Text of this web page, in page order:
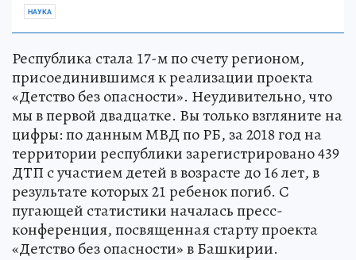
НАУКА
Республика стала 17-м по счету регионом,
присоединившимся к реализации проекта
«Детство без опасности». Неудивительно, что
мы в первой двадцатке. Вы только взгляните на
цифры: по данным МВД по РБ, за 2018 год на
территории республики зарегистрировано 439
ДТП с участием детей в возрасте до 16 лет, в
результате которых 21 ребенок погиб. С
пугающей статистики началась пресс-
конференция, посвященная старту проекта
«Детство без опасности» в Башкирии.